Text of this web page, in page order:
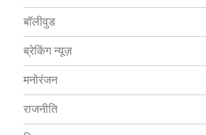
बॉलीवुड
ब्रेकिंग न्यूज़
मनोरंजन
राजनीति